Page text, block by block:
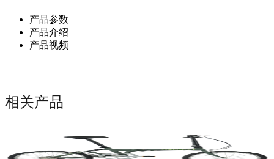
产品参数
产品介绍
产品视频
相关产品